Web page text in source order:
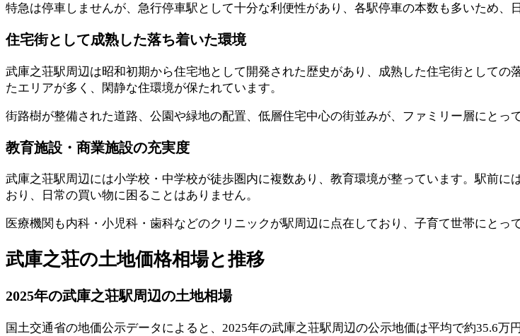
特急は停車しませんが、急行停車駅として十分な利便性があり、各駅停車の本数も多いため、
住宅街として成熟した落ち着いた環境
武庫之荘駅周辺は昭和初期から住宅地として開発された歴史があり、成熟した住宅街として
たエリアが多く、閑静な住環境が保たれています。
街路樹が整備された道路、公園や緑地の配置、低層住宅中心の街並みが、ファミリー層にとっ
教育施設・商業施設の充実度
武庫之荘駅周辺には小学校・中学校が徒歩圏内に複数あり、教育環境が整っています。駅前
おり、日常の買い物に困ることはありません。
医療機関も内科・小児科・歯科などのクリニックが駅周辺に点在しており、子育て世帯にとっ
武庫之荘の土地価格相場と推移
2025年の武庫之荘駅周辺の土地相場
国土交通省の地価公示データによると、2025年の武庫之荘駅周辺の公示地価は平均で約35.6